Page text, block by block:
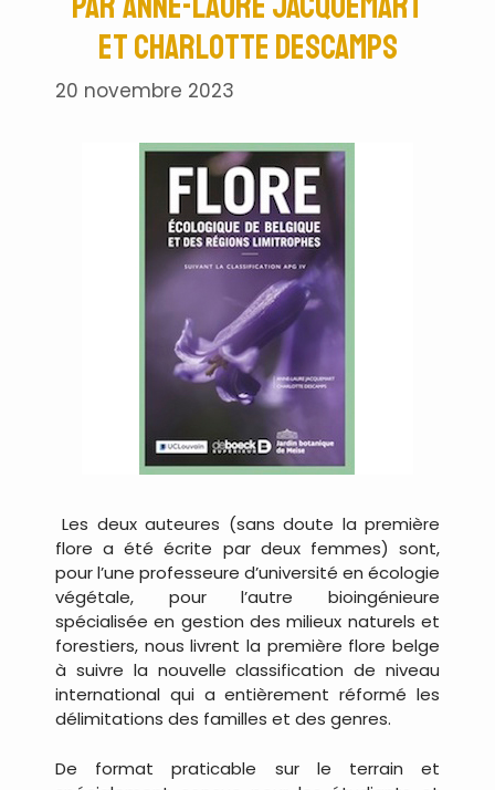
et Charlotte Descamps
20 novembre 2023
Les deux auteures (sans doute la première
flore a été écrite par deux femmes) sont,
pour l’une professeure d’université en écologie
végétale, pour l’autre bioingénieure
spécialisée en gestion des milieux naturels et
forestiers, nous livrent la première flore belge
à suivre la nouvelle classification de niveau
international qui a entièrement réformé les
délimitations des familles et des genres.
De format praticable sur le terrain et